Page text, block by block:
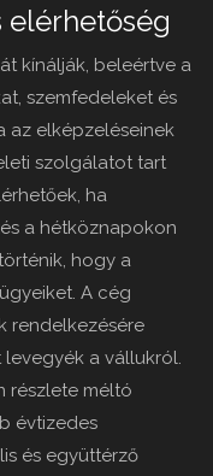
elérhetőség
kínálják, beleértve a
szemfedeleket és
az elképzeléseinek
szolgálatot tart
ha
a hétköznapokon
hogy a
A cég
rendelkezésére
a vállukról.
részlete méltó
évtizedes
és együttérző